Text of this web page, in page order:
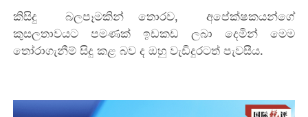
කිසිදු බලපෑමකින් තොරව, අපේක්ෂකයන්ගේ
කුසලතාවයට පමණක් ඉඩකඩ ලබා දෙමින් මෙම
තෝරාගැනීම් සිදු කළ බව ද ඔහු වැඩිදුරටත් පැවසීය.